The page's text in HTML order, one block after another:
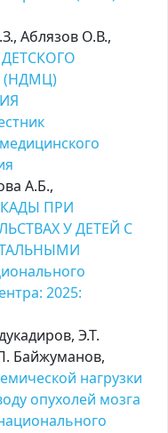
Аблязов О.В.,
(НДМЦ)
А.Б.,
ПРИ
У ДЕТЕЙ С
2025:
Э.Т.
Байжуманов,
нагрузки
опухолей мозга